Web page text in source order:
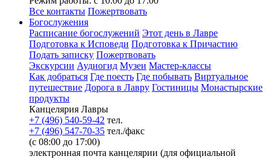
Все контакты Пожертвовать
Богослужения
Расписание богослужений Этот день в Лавре
Подготовка к Исповеди Подготовка к Причастию
Подать записку Пожертвовать
Экскурсии Аудиогид Музеи Мастер-классы
Как добраться Где поесть Где побывать Виртуальное
путешествие Дорога в Лавру Гостиницы Монастырские
продукты
Канцелярия Лавры
+7 (496) 540-59-42 тел.
+7 (496) 547-70-35 тел./факс
(с 08:00 до 17:00)
электронная почта канцелярии (для официальной